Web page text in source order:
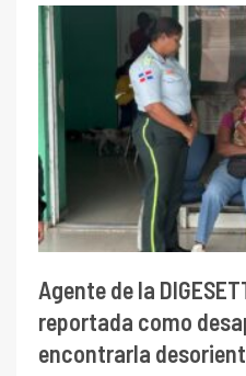
Agente de la
reportada como
encontrarla